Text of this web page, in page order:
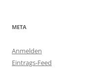
META
Anmelden
Eintrags-Feed